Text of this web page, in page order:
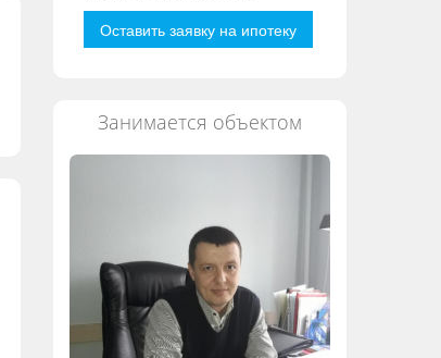
Оставить заявку на ипотеку
Занимается объектом